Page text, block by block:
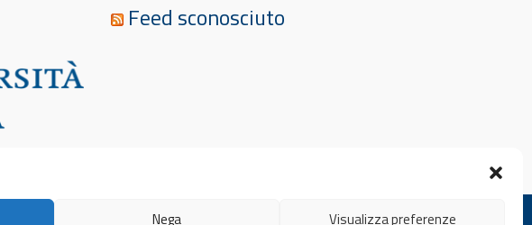
Nega Visualizza preferenze
Feed sconosciuto